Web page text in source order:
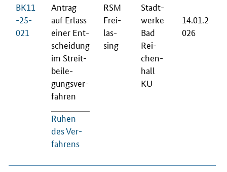
BK11
-25-
021
An­trag
auf Er­lass
ei­ner Ent­
schei­dung
im Streit­
bei­le­
gungs­ver­
fah­ren
Ru­hen
des Ver­
fah­rens
RSM
Frei­
las­
sing
Stadt­
wer­ke
Bad
Rei­
chen­
hall
KU
14.01.2
026